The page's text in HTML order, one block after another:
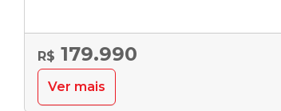
R$ 179.990
Ver mais